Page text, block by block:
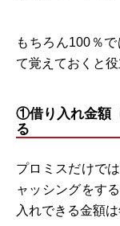
もちろん100％
て覚えておくと役
①借り入れ金額
る
プロミスだけで
ャッシングをす
入れできる金額